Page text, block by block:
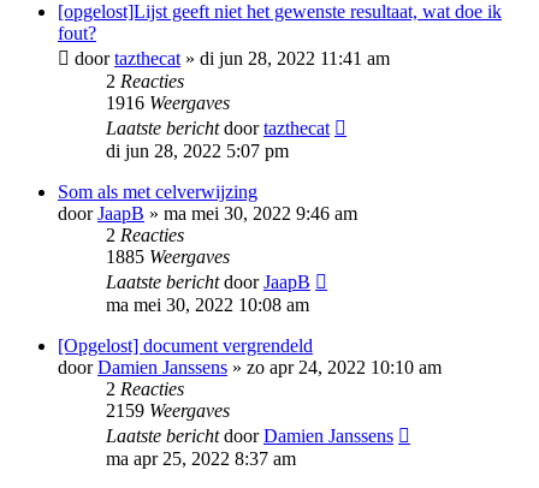
[opgelost]Lijst geeft niet het gewenste resultaat, wat doe ik
fout?
doortazthecat » di jun 28, 2022 11:41 am
2 Reacties
1916 Weergaves
Laatste berichtdoortazthecat
di jun 28, 2022 5:07 pm
Som als met celverwijzing
doorJaapB » ma mei 30, 2022 9:46 am
2 Reacties
1885 Weergaves
Laatste berichtdoorJaapB
ma mei 30, 2022 10:08 am
[Opgelost] document vergrendeld
doorDamien Janssens » zo apr 24, 2022 10:10 am
2 Reacties
2159 Weergaves
Laatste berichtdoorDamien Janssens
ma apr 25, 2022 8:37 am